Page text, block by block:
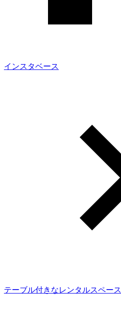
インスタベース
テーブル付きなレンタルスペース